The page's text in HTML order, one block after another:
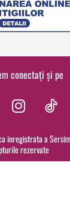
conectați și pe
I
s
t
a
inregistrata a
rezervate